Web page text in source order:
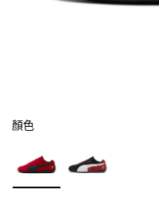
顏色